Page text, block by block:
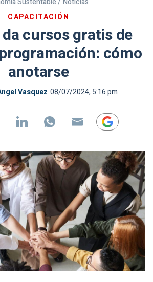
CAPACITACIÓN
cursos gratis de
cómo
anotarse
Vasquez 08/07/2024, 5:16 pm